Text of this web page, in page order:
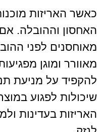
כאשר האריזות
האחסון וההובלה.
מאוחסנים לפני
מאוורר ומוגן
להקפיד על מניעת
שיכולות לפגוע
האריזות בעדינות